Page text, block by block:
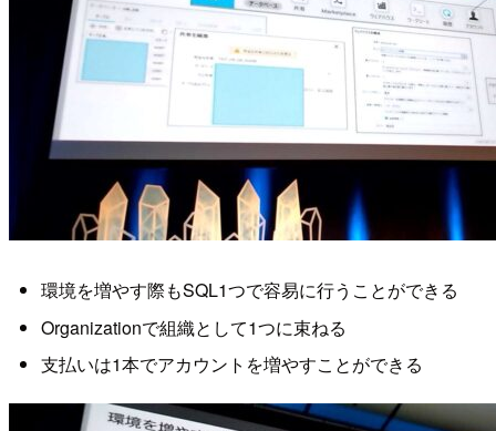
環境を増やす際もSQL1つで容易に行うことができる
Organizationで組織として1つに束ねる
支払いは1本でアカウントを増やすことができる